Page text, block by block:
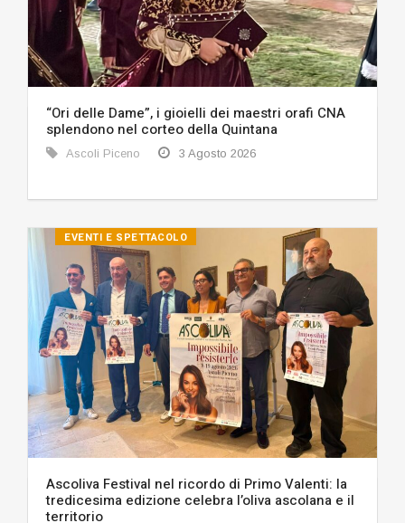
“Ori delle Dame”, i gioielli dei maestri orafi CNA
splendono nel corteo della Quintana
Ascoli Piceno 3 Agosto 2026
EVENTI E SPETTACOLO
Ascoliva Festival nel ricordo di Primo Valenti: la
tredicesima edizione celebra l’oliva ascolana e il
territorio